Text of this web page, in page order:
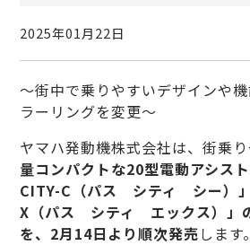
2025年01月22日
～街中で乗りやすいデザインや
ラーリングを変更～
ヤマハ発動機株式会社は、街乗
量コンパクトな20型電動アシス
CITY-C（パス シティ シー）
X（パス シティ エックス）」
を、2月14日より順次発売します。